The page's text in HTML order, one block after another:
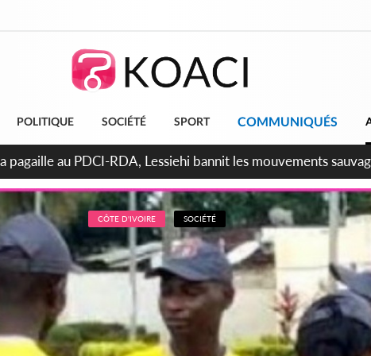
POLITIQUE SOCIÉTÉ SPORT COMMUNIQUÉS
promet des sanctions contre les déguerpissements illégaux
CÔTE D'IVOIRE SOCIÉTÉ